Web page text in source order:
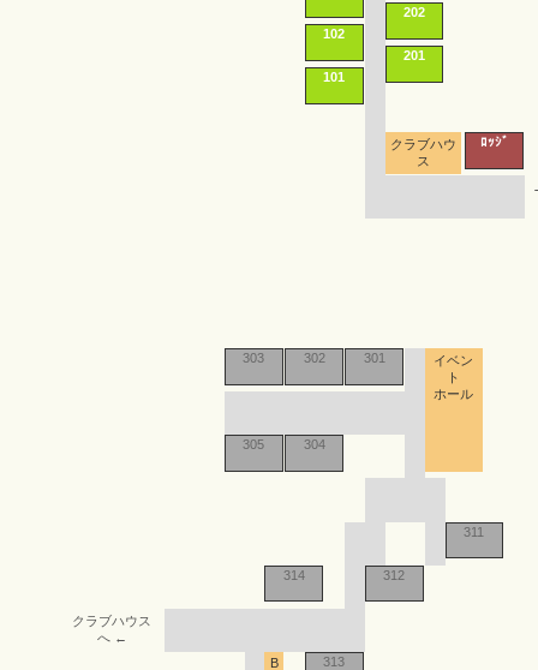
202
201
102
101
ﾛｯｼﾞ
303
305
314
302
304
301
313
312
311
B
クラブハウ
ス
クラブハウス
へ ←
イベン
ト
ホール